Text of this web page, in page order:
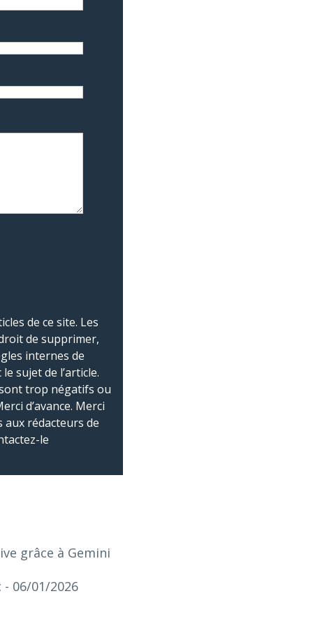
de ce site. Les
de supprimer,
internes de
sujet de l’article.
trop négatifs ou
d’avance. Merci
rédacteurs de
le
grâce à Gemini
- 06/01/2026